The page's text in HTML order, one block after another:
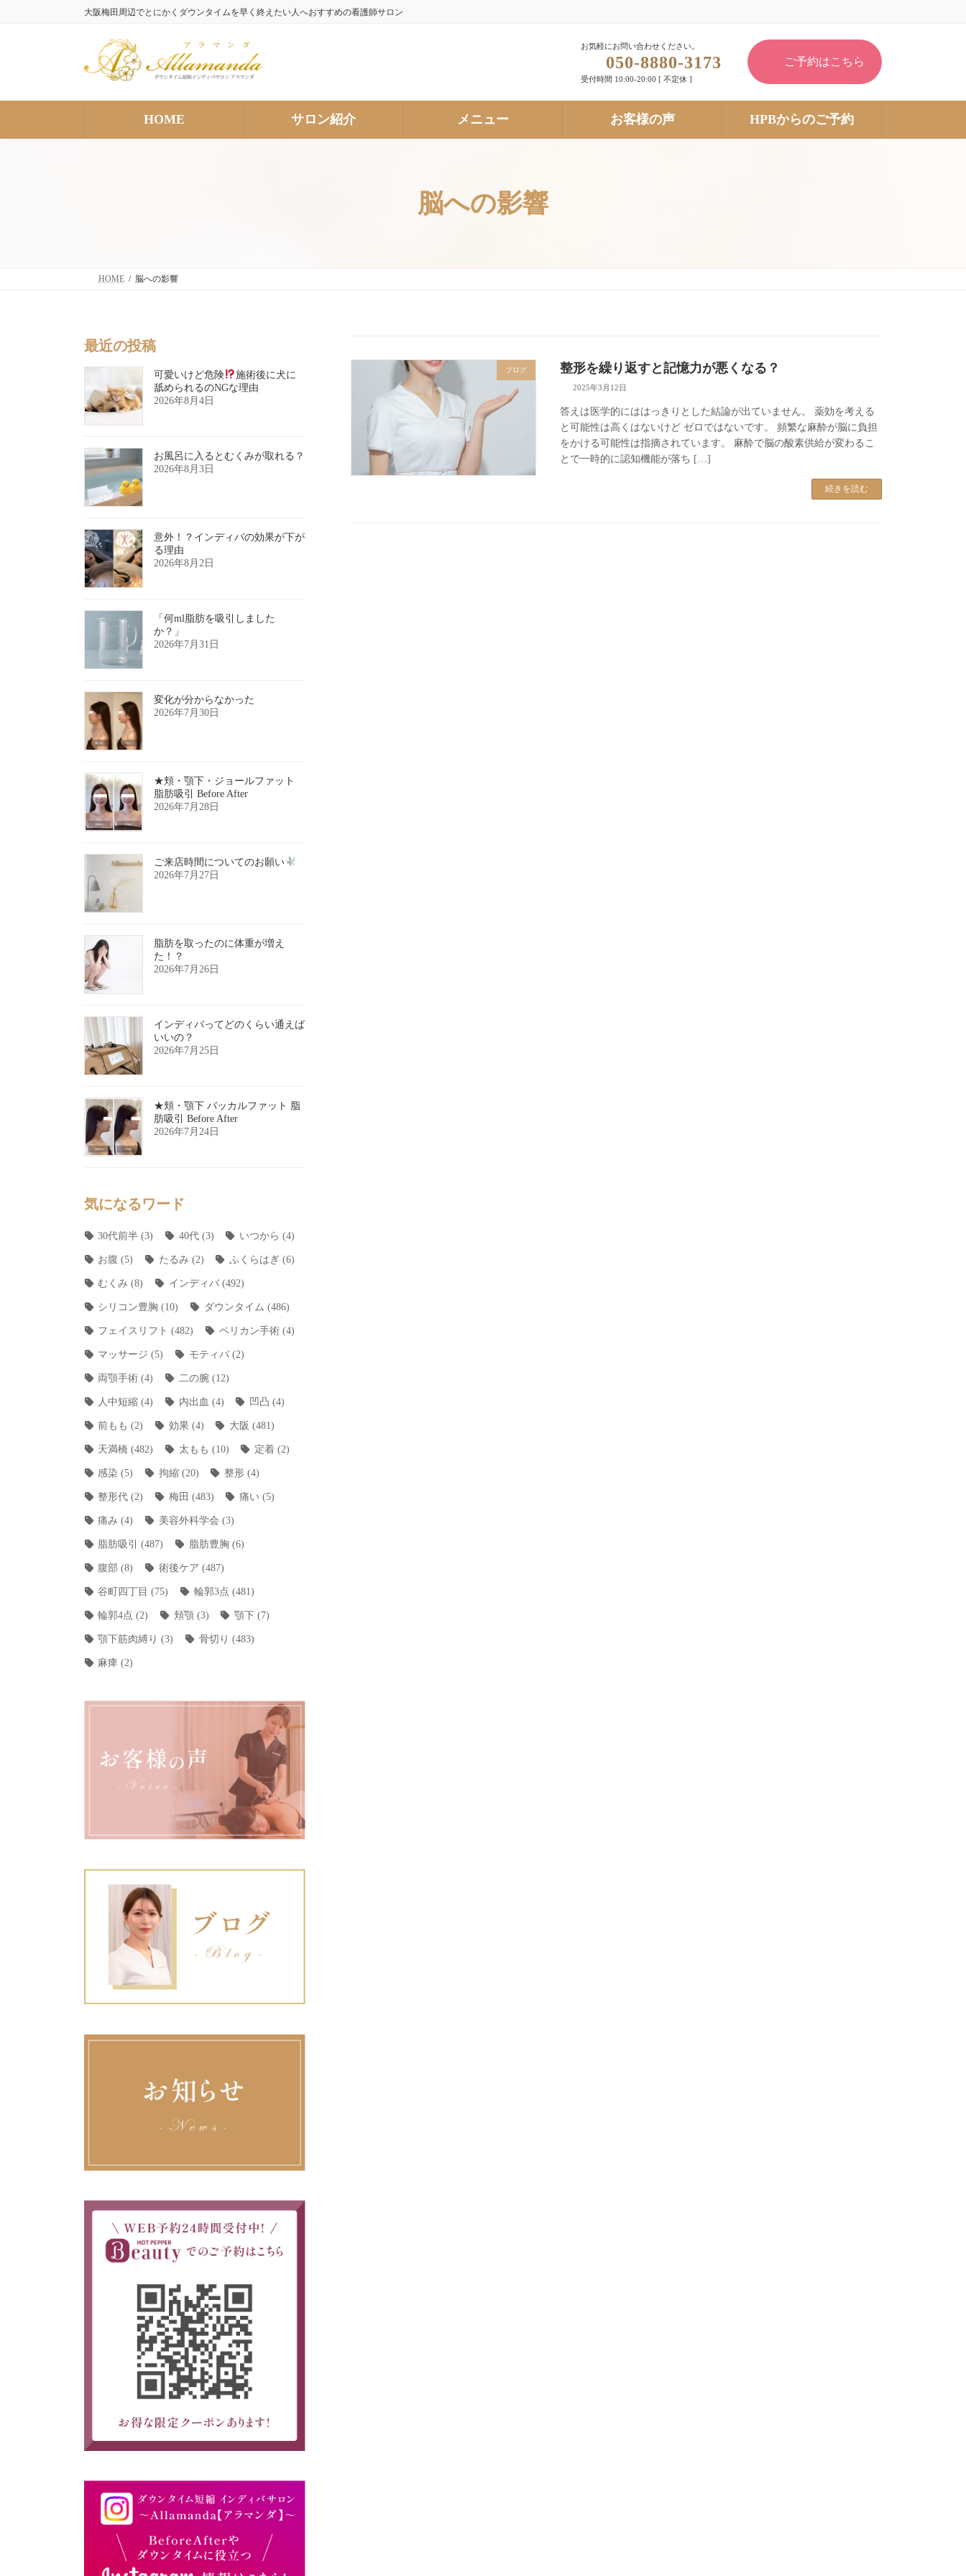
大阪梅田周辺でとにかくダウンタイムを早く終えたい人へおすすめの看護師サロン
お気軽にお問い合わせください。
050-8880-3173
受付時間 10:00-20:00 [ 不定休 ]
ご予約はこちら
HOME サロン紹介 メニュー お客様の声 HPBからのご予約
脳への影響
HOME 脳への影響
ブログ 整形を繰り返すと記憶力が悪くなる？
2025年3月12日
答えは医学的にははっきりとした結論が出ていません。 薬効を考える
と可能性は高くはないけど ゼロではないです。 頻繁な麻酔が脳に負担
をかける可能性は指摘されています。 麻酔で脳の酸素供給が変わるこ
とで一時的に認知機能が落ち […]
続きを読む
最近の投稿
可愛いけど危険
施術後に犬に
舐められるのNGな理由
2026年8月4日
お風呂に入るとむくみが取れる？
2026年8月3日
意外！？インディバの効果が下が
る理由
2026年8月2日
「何ml脂肪を吸引しました
か？」
2026年7月31日
変化が分からなかった
2026年7月30日
★頬・顎下・ジョールファット
脂肪吸引 Before After
2026年7月28日
ご来店時間についてのお願い
2026年7月27日
脂肪を取ったのに体重が増え
た！？
2026年7月26日
インディバってどのくらい通えば
いいの？
2026年7月25日
★頬・顎下 バッカルファット 脂
肪吸引 Before After
2026年7月24日
気になるワード
30代前半 (3) 40代(3) いつから (4)
お腹 (5) たるみ (2) ふくらはぎ(6)
むくみ (8) インディバ(492)
シリコン豊胸 (10) ダウンタイム (486)
フェイスリフト (482) ペリカン手術(4)
マッサージ (5) モティバ(2)
両顎手術 (4) 二の腕(12)
人中短縮 (4) 内出血 (4) 凹凸 (4)
前もも (2) 効果 (4) 大阪 (481)
天満橋 (482) 太もも (10) 定着 (2)
感染 (5) 拘縮(20) 整形(4)
整形代 (2) 梅田 (483) 痛い (5)
痛み (4) 美容外科学会 (3)
脂肪吸引 (487) 脂肪豊胸 (6)
腹部 (8) 術後ケア (487)
谷町四丁目 (75) 輪郭3点 (481)
輪郭4点 (2) 頬顎 (3) 顎下(7)
顎下筋肉縛り (3) 骨切り (483)
麻痺 (2)